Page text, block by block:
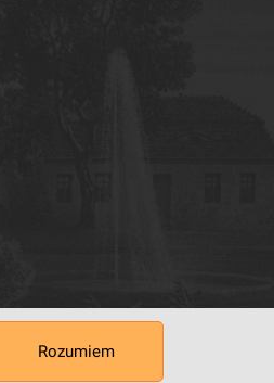
Rozumiem